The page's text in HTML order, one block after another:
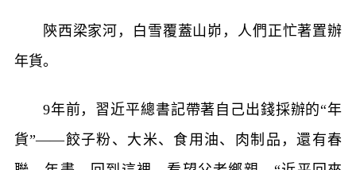
陝西梁家河，白雪覆蓋山峁，人們正忙著置辦
年貨。
9年前，習近平總書記帶著自己出錢採辦的“年
貨”——餃子粉、大米、食用油、肉制品，還有春